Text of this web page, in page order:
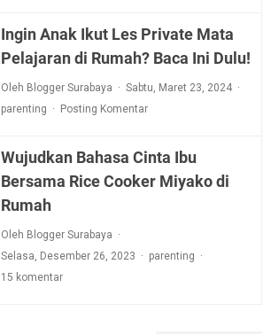
Ingin Anak Ikut Les Private Mata
Pelajaran di Rumah? Baca Ini Dulu!
Oleh Blogger Surabaya
Sabtu, Maret 23, 2024
parenting
Posting Komentar
Wujudkan Bahasa Cinta Ibu
Bersama Rice Cooker Miyako di
Rumah
Oleh Blogger Surabaya
Selasa, Desember 26, 2023
parenting
15 komentar